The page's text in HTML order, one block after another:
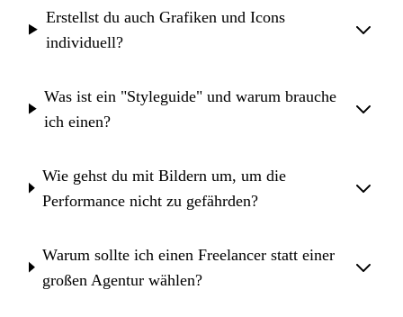
Erstellst du auch Grafiken und Icons
individuell?
Was ist ein "Styleguide" und warum brauche
ich einen?
Wie gehst du mit Bildern um, um die
Performance nicht zu gefährden?
Warum sollte ich einen Freelancer statt einer
großen Agentur wählen?